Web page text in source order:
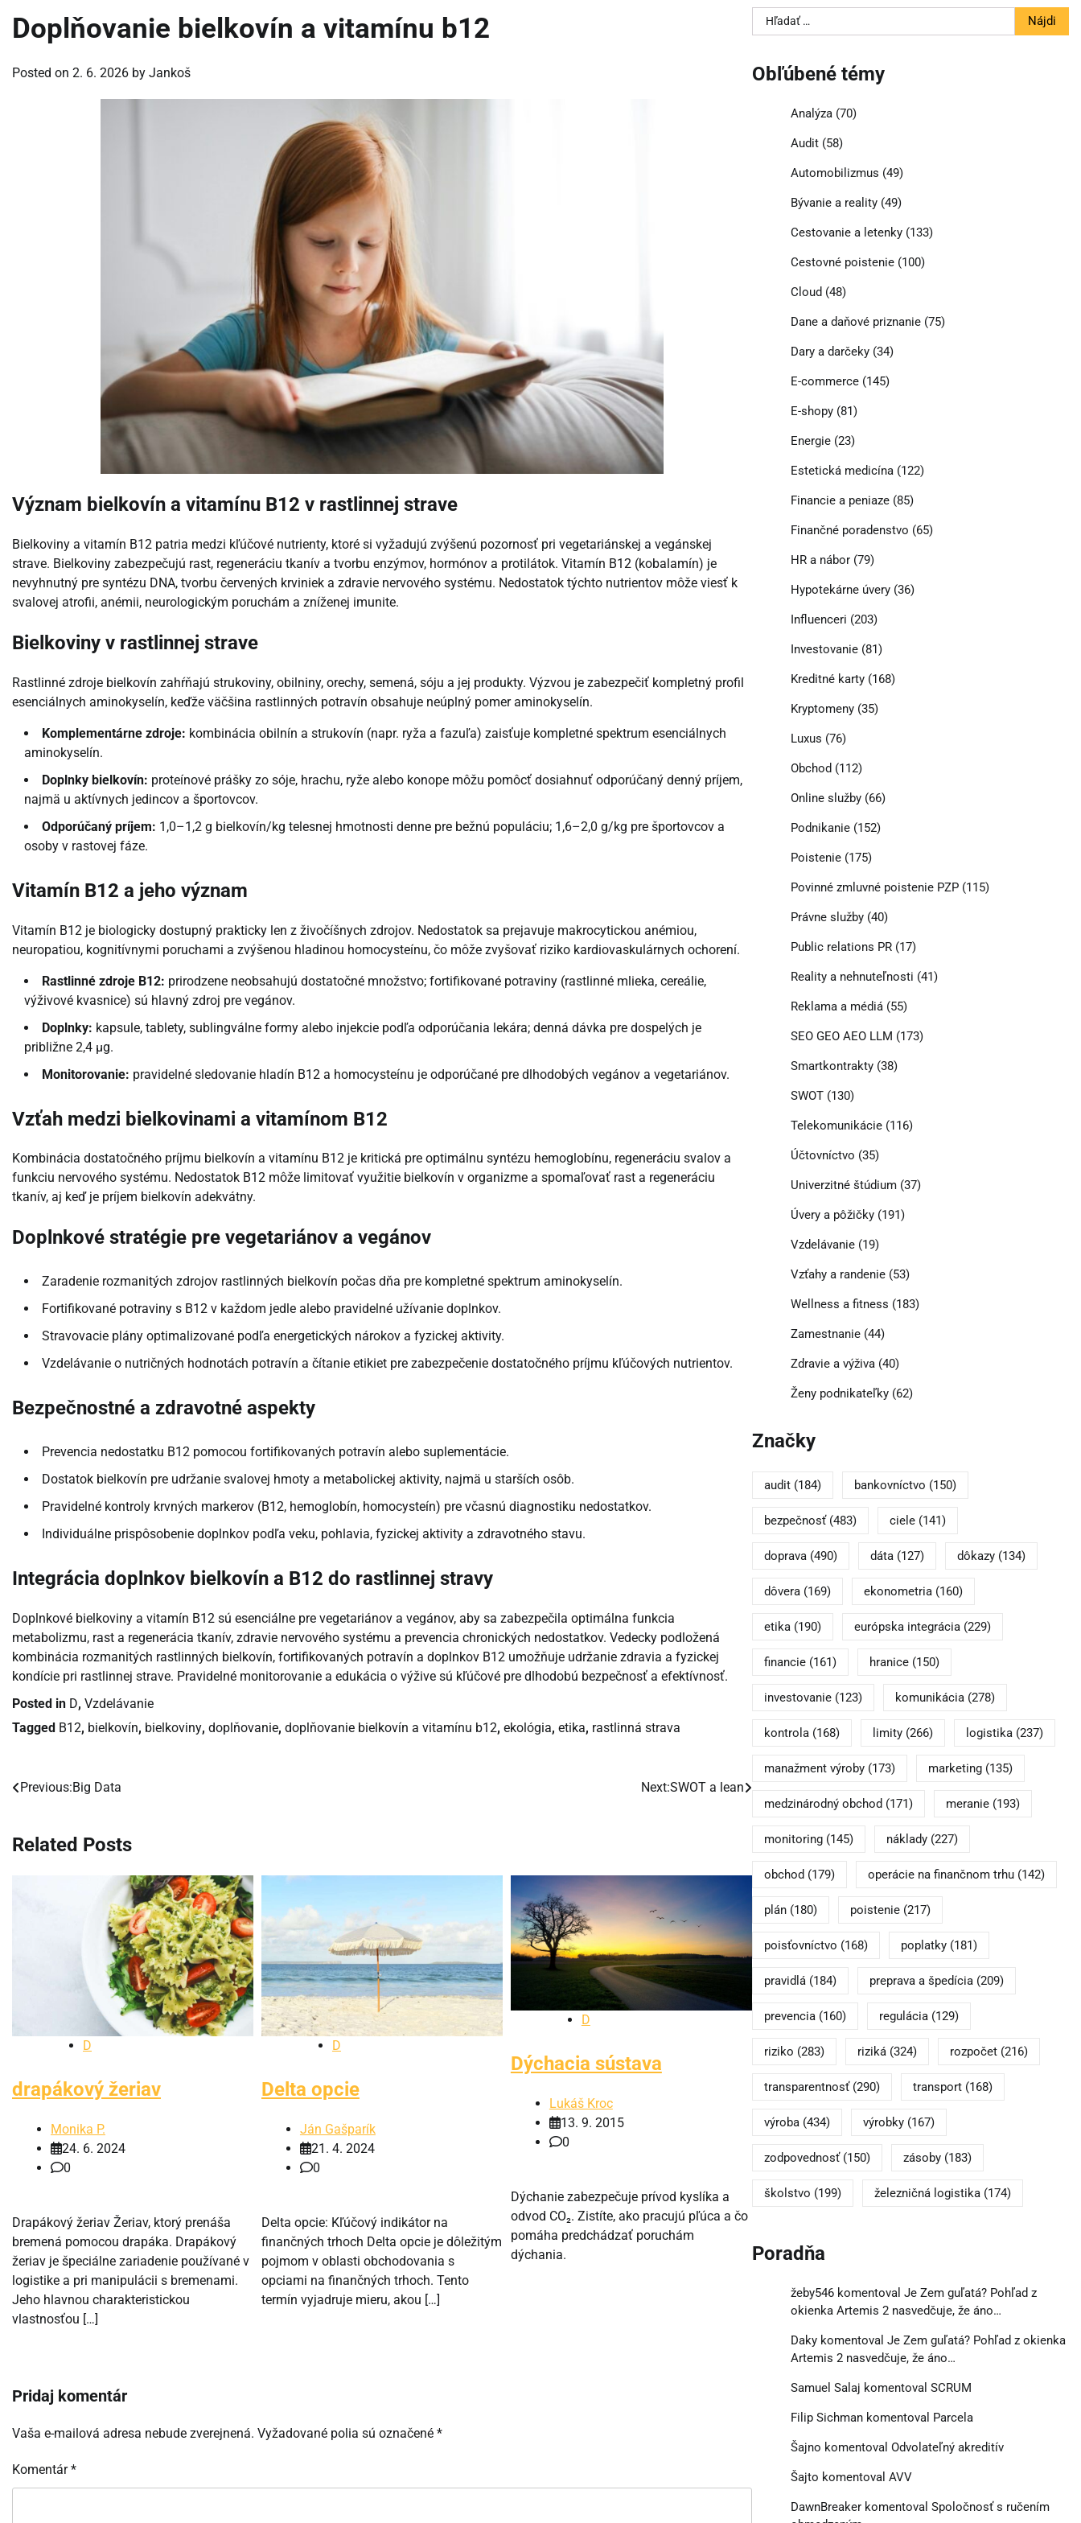
Doplňovanie bielkovín a vitamínu b12
Posted on 2. 6. 2026 by Jankoš
Význam bielkovín a vitamínu B12 v rastlinnej strave
Bielkoviny a vitamín B12 patria medzi kľúčové nutrienty, ktoré si vyžadujú zvýšenú pozornosť pri vegetariánskej a vegánskej
strave. Bielkoviny zabezpečujú rast, regeneráciu tkanív a tvorbu enzýmov, hormónov a protilátok. Vitamín B12 (kobalamín) je
nevyhnutný pre syntézu DNA, tvorbu červených krviniek a zdravie nervového systému. Nedostatok týchto nutrientov môže viesť k
svalovej atrofii, anémii, neurologickým poruchám a zníženej imunite.
Bielkoviny v rastlinnej strave
Rastlinné zdroje bielkovín zahŕňajú strukoviny, obilniny, orechy, semená, sóju a jej produkty. Výzvou je zabezpečiť kompletný profil
esenciálnych aminokyselín, keďže väčšina rastlinných potravín obsahuje neúplný pomer aminokyselín.
Komplementárne zdroje: kombinácia obilnín a strukovín (napr. ryža a fazuľa) zaisťuje kompletné spektrum esenciálnych
aminokyselín.
Doplnky bielkovín: proteínové prášky zo sóje, hrachu, ryže alebo konope môžu pomôcť dosiahnuť odporúčaný denný príjem,
najmä u aktívnych jedincov a športovcov.
Odporúčaný príjem: 1,0–1,2 g bielkovín/kg telesnej hmotnosti denne pre bežnú populáciu; 1,6–2,0 g/kg pre športovcov a
osoby v rastovej fáze.
Vitamín B12 a jeho význam
Vitamín B12 je biologicky dostupný prakticky len z živočíšnych zdrojov. Nedostatok sa prejavuje makrocytickou anémiou,
neuropatiou, kognitívnymi poruchami a zvýšenou hladinou homocysteínu, čo môže zvyšovať riziko kardiovaskulárnych ochorení.
Rastlinné zdroje B12: prirodzene neobsahujú dostatočné množstvo; fortifikované potraviny (rastlinné mlieka, cereálie,
výživové kvasnice) sú hlavný zdroj pre vegánov.
Doplnky: kapsule, tablety, sublingválne formy alebo injekcie podľa odporúčania lekára; denná dávka pre dospelých je
približne 2,4 µg.
Monitorovanie: pravidelné sledovanie hladín B12 a homocysteínu je odporúčané pre dlhodobých vegánov a vegetariánov.
Vzťah medzi bielkovinami a vitamínom B12
Kombinácia dostatočného príjmu bielkovín a vitamínu B12 je kritická pre optimálnu syntézu hemoglobínu, regeneráciu svalov a
funkciu nervového systému. Nedostatok B12 môže limitovať využitie bielkovín v organizme a spomaľovať rast a regeneráciu
tkanív, aj keď je príjem bielkovín adekvátny.
Doplnkové stratégie pre vegetariánov a vegánov
Zaradenie rozmanitých zdrojov rastlinných bielkovín počas dňa pre kompletné spektrum aminokyselín.
Fortifikované potraviny s B12 v každom jedle alebo pravidelné užívanie doplnkov.
Stravovacie plány optimalizované podľa energetických nárokov a fyzickej aktivity.
Vzdelávanie o nutričných hodnotách potravín a čítanie etikiet pre zabezpečenie dostatočného príjmu kľúčových nutrientov.
Bezpečnostné a zdravotné aspekty
Prevencia nedostatku B12 pomocou fortifikovaných potravín alebo suplementácie.
Dostatok bielkovín pre udržanie svalovej hmoty a metabolickej aktivity, najmä u starších osôb.
Pravidelné kontroly krvných markerov (B12, hemoglobín, homocysteín) pre včasnú diagnostiku nedostatkov.
Individuálne prispôsobenie doplnkov podľa veku, pohlavia, fyzickej aktivity a zdravotného stavu.
Integrácia doplnkov bielkovín a B12 do rastlinnej stravy
Doplnkové bielkoviny a vitamín B12 sú esenciálne pre vegetariánov a vegánov, aby sa zabezpečila optimálna funkcia
metabolizmu, rast a regenerácia tkanív, zdravie nervového systému a prevencia chronických nedostatkov. Vedecky podložená
kombinácia rozmanitých rastlinných bielkovín, fortifikovaných potravín a doplnkov B12 umožňuje udržanie zdravia a fyzickej
kondície pri rastlinnej strave. Pravidelné monitorovanie a edukácia o výžive sú kľúčové pre dlhodobú bezpečnosť a efektívnosť.
Posted in D, Vzdelávanie
Tagged B12, bielkovín, bielkoviny, doplňovanie, doplňovanie bielkovín a vitamínu b12, ekológia, etika, rastlinná strava
Navigácia
článku
Previous:Big Data Next:SWOT a lean
Related Posts
D
drapákový žeriav
Monika P.
24. 6. 2024
0
Drapákový žeriav Žeriav, ktorý prenáša
bremená pomocou drapáka. Drapákový
žeriav je špeciálne zariadenie používané v
logistike a pri manipulácii s bremenami.
Jeho hlavnou charakteristickou
vlastnosťou […]
D
Delta opcie
Ján Gašparík
21. 4. 2024
0
Delta opcie: Kľúčový indikátor na
finančných trhoch Delta opcie je dôležitým
pojmom v oblasti obchodovania s
opciami na finančných trhoch. Tento
termín vyjadruje mieru, akou […]
D
Dýchacia sústava
Lukáš Kroc
13. 9. 2015
0
Dýchanie zabezpečuje prívod kyslíka a
odvod CO₂. Zistíte, ako pracujú pľúca a čo
pomáha predchádzať poruchám
dýchania.
Pridaj komentár
Vaša e-mailová adresa nebude zverejnená. Vyžadované polia sú označené *
Komentár*
Hľadať:
Obľúbené témy
Analýza(70)
Audit(58)
Automobilizmus (49)
Bývanie a reality(49)
Cestovanie a letenky(133)
Cestovné poistenie(100)
Cloud (48)
Dane a daňové priznanie(75)
Dary a darčeky(34)
E-commerce(145)
E-shopy(81)
Energie(23)
Estetická medicína(122)
Financie a peniaze(85)
Finančné poradenstvo (65)
HR a nábor(79)
Hypotekárne úvery(36)
Influenceri (203)
Investovanie(81)
Kreditné karty(168)
Kryptomeny(35)
Luxus (76)
Obchod (112)
Online služby(66)
Podnikanie(152)
Poistenie(175)
Povinné zmluvné poistenie PZP(115)
Právne služby(40)
Public relations PR(17)
Reality a nehnuteľnosti (41)
Reklama a médiá(55)
SEO GEO AEO LLM (173)
Smartkontrakty(38)
SWOT(130)
Telekomunikácie(116)
Účtovníctvo (35)
Univerzitné štúdium(37)
Úvery a pôžičky(191)
Vzdelávanie(19)
Vzťahy a randenie(53)
Wellness a fitness (183)
Zamestnanie(44)
Zdravie a výživa(40)
Ženy podnikateľky(62)
Značky
audit(184) bankovníctvo (150)
bezpečnosť(483) ciele(141)
doprava(490) dáta(127) dôkazy(134)
dôvera(169) ekonometria(160)
etika(190) európska integrácia(229)
financie(161) hranice(150)
investovanie(123) komunikácia(278)
kontrola(168) limity(266) logistika(237)
manažment výroby(173) marketing(135)
medzinárodný obchod (171) meranie(193)
monitoring(145) náklady(227)
obchod (179) operácie na finančnom trhu(142)
plán(180) poistenie(217)
poisťovníctvo (168) poplatky(181)
pravidlá(184) preprava a špedícia(209)
prevencia(160) regulácia(129)
riziko (283) riziká(324) rozpočet(216)
transparentnosť(290) transport(168)
výroba(434) výrobky(167)
zodpovednosť(150) zásoby(183)
školstvo (199) železničná logistika(174)
Poradňa
žeby546komentoval Je Zem guľatá? Pohľad z
okienka Artemis 2 nasvedčuje, že áno…
Dakykomentoval Je Zem guľatá? Pohľad z okienka
Artemis 2 nasvedčuje, že áno…
Samuel Salaj komentoval SCRUM
Filip Sichmankomentoval Parcela
Šajno komentoval Odvolateľný akreditív
Šajto komentoval AVV
DawnBreakerkomentoval Spoločnosť s ručením